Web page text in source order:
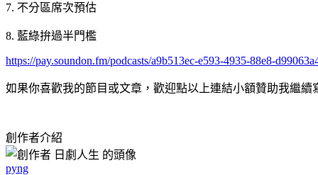
7. 不分區席次預估
8. 藍綠拚過半門檻
https://pay.soundon.fm/podcasts/a9b513ec-e593-4935-88e8-
如果你喜歡我的節目或文章，歡迎點以上連結小額贊助我繼續
創作者介紹
pyng